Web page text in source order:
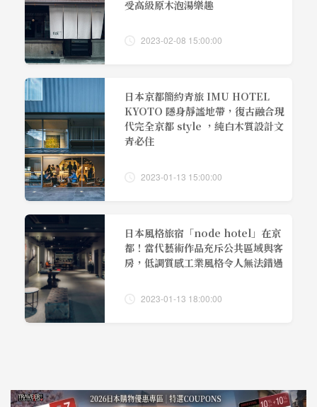
受高級原木泡湯樂趣
2023-02-08 15:00:00
日本京都簡約青旅 IMU HOTEL
KYOTO 隱身靜謐地帶，復古融合現
代完全京都 style ，純白木質設計文
青必住
2023-01-13 15:00:00
日本風格旅宿「node hotel」在京
都！當代藝術作品充斥公共區域與客
房，低調質感工業風格令人無法錯過
2023-01-13 18:00:00